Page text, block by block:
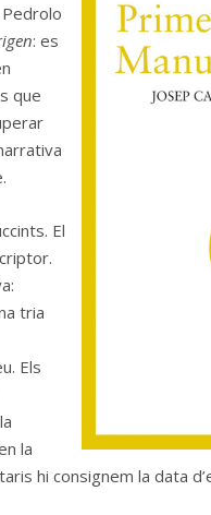
: es
que
El
tria
Els
la
hi consignem la data